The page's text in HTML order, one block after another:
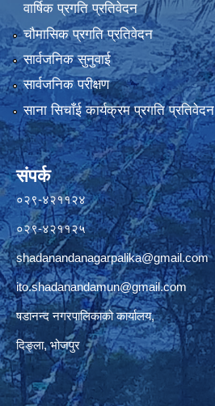
वार्षिक प्रगति प्रतिवेदन
चौमासिक प्रगति प्रतिवेदन
सार्वजनिक सुनुवाई
सार्वजनिक परीक्षण
साना सिचाँई कार्यक्रम प्रगति प्रतिवेदन
संपर्क
०२९-४२११२४
०२९-४२११२५
shadanandanagarpalika@gmail.com
ito.shadanandamun@gmail.com
षडानन्द नगरपालिकाको कार्यालय,
दिङ्ला, भोजपुर